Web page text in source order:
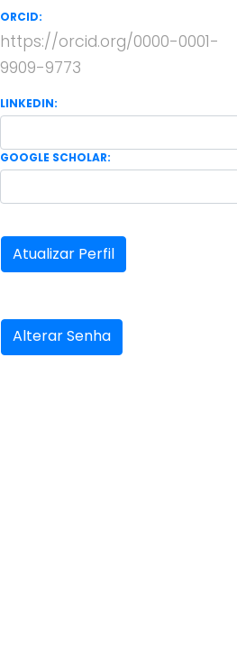
ORCID:
https://orcid.org/0000-0001-
9909-9773
LINKEDIN:
GOOGLE SCHOLAR:
Atualizar Perfil
Alterar Senha